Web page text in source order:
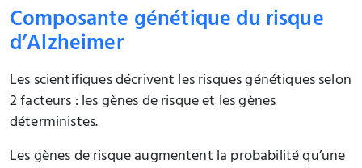
Composante génétique du risque
d’Alzheimer
Les scientifiques décrivent les risques génétiques selon
2 facteurs : les gènes de risque et les gènes
déterministes.
Les gènes de risque augmentent la probabilité qu’une